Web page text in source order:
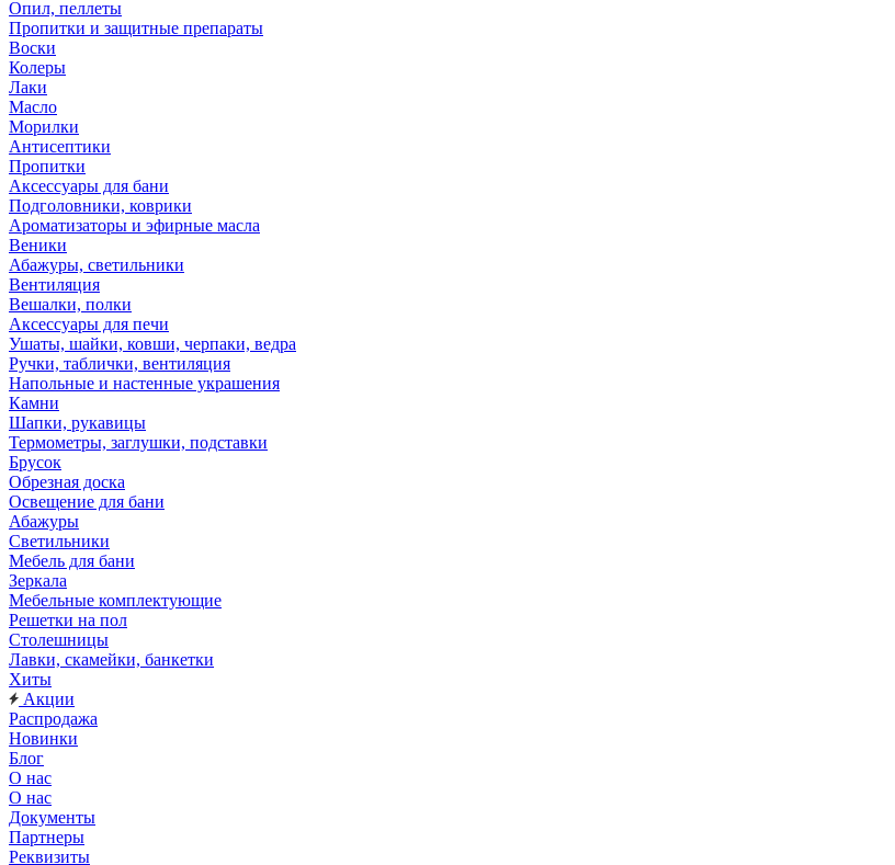
Опил, пеллеты
Пропитки и защитные препараты
Воски
Колеры
Лаки
Масло
Морилки
Антисептики
Пропитки
Аксессуары для бани
Подголовники, коврики
Ароматизаторы и эфирные масла
Веники
Абажуры, светильники
Вентиляция
Вешалки, полки
Аксессуары для печи
Ушаты, шайки, ковши, черпаки, ведра
Ручки, таблички, вентиляция
Напольные и настенные украшения
Камни
Шапки, рукавицы
Термометры, заглушки, подставки
Брусок
Обрезная доска
Освещение для бани
Абажуры
Светильники
Мебель для бани
Зеркала
Мебельные комплектующие
Решетки на пол
Столешницы
Лавки, скамейки, банкетки
Хиты
Акции
Распродажа
Новинки
Блог
О нас
О нас
Документы
Партнеры
Реквизиты